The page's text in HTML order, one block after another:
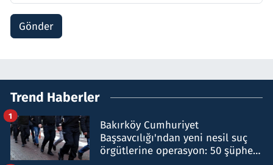
Gönder
Trend Haberler
Bakırköy Cumhuriyet
Başsavcılığı'ndan yeni nesil suç
örgütlerine operasyon: 50 şüpheli
1